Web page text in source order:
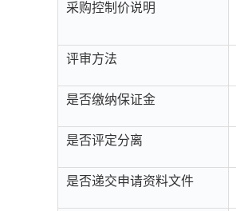
采购控制价说明
评审方法
是否缴纳保证金
是否评定分离
是否递交申请资料文件